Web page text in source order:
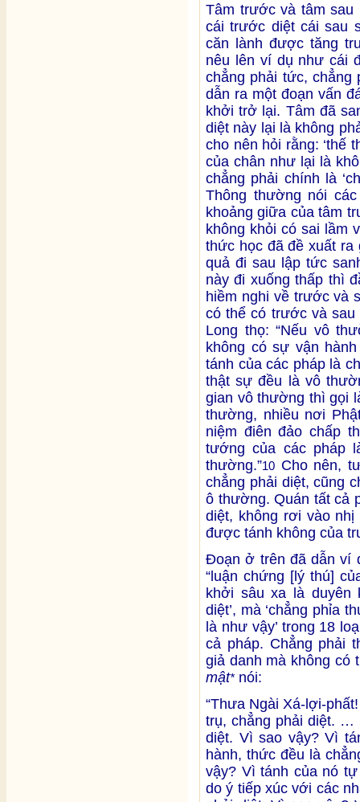
Tâm trước và tâm sau
cái trước diệt cái sau
căn lành được tăng
nêu lên ví dụ như cái
chẳng phải tức, chẳng
dẫn ra một đoạn vấn
khởi trở lại. Tâm đã
diệt này lại là không
cho nên hỏi rằng: ‘thế
của chân như lại là
chẳng phải chính là
Thông thường nói
khoảng giữa của tâm
không khỏi có sai lầm
thức học đã đề xuất ra
quả đi sau lập tức
này đi xuống thấp thì
hiềm nghi về trước và
có thể có trước và
Long thọ: “Nếu vô
không có sự vận
tánh của các pháp là
thật sự đều là vô
gian vô thường thì gọi
thường, nhiều nơi
niệm điên đảo chấp
tướng của các pháp
thường.”10 Cho nên,
chẳng phải diệt, cũng
ô thường. Quán tất cả
diệt, không rơi vào
được tánh không của
Đoạn ở trên đã dẫn ví
“luận chứng [lý thú]
khởi sâu xa là duyên
diệt’, mà ‘chẳng phỉa
là như vậy’ trong 18
cả pháp. Chẳng phải
giả danh mà không
mật* nói:
“Thưa Ngài Xá-lợi-
trụ, chẳng phải diệt. …
diệt. Vì sao vậy? Vì
hành, thức đều là
vậy? Vì tánh của nó
do ý tiếp xúc với các